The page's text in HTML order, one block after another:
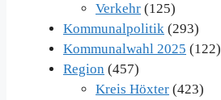
Verkehr (125)
Kommunalpolitik (293)
Kommunalwahl 2025 (122)
Region (457)
Kreis Höxter (423)